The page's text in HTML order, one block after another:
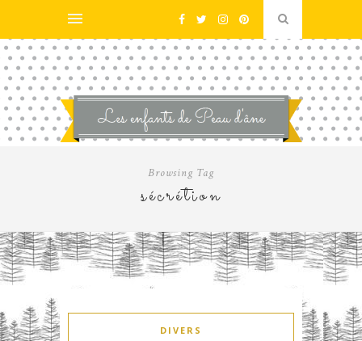
Browsing Tag
sécrétion
DIVERS